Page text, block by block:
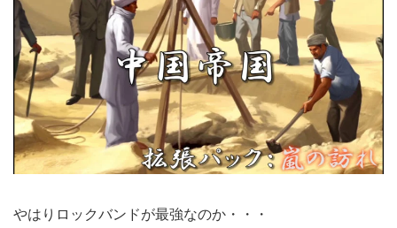
やはりロックバンドが最強なのか・・・